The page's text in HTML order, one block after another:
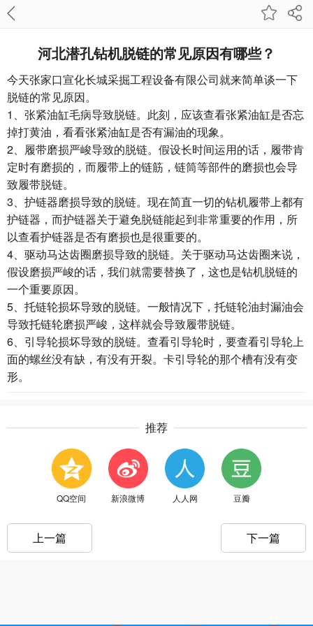
河北潜孔钻机脱链的常见原因有哪些？
今天张家口宣化长城采掘工程设备有限公司就来简单谈一下
脱链的常见原因。
1、张紧油缸毛病导致脱链。此刻，应该查看张紧油缸是否忘
掉打黄油，看看张紧油缸是否有漏油的现象。
2、履带磨损严峻导致的脱链。假设长时间运用的话，履带肯
定时有磨损的，而履带上的链筋，链筒等部件的磨损也会导
致履带脱链。
3、护链器磨损导致的脱链。现在简直一切的钻机履带上都有
护链器，而护链器关于避免脱链能起到非常重要的作用，所
以查看护链器是否有磨损也是很重要的。
4、驱动马达齿圈磨损导致的脱链。关于驱动马达齿圈来说，
假设磨损严峻的话，我们就需要替换了，这也是钻机脱链的
一个重要原因。
5、托链轮损坏导致的脱链。一般情况下，托链轮油封漏油会
导致托链轮磨损严峻，这样就会导致履带脱链。
6、引导轮损坏导致的脱链。查看引导轮时，要查看引导轮上
面的螺丝没有缺，有没有开裂。卡引导轮的那个槽有没有变
形。
推荐
QQ空间 新浪微博 人人网 豆瓣
上一篇 下一篇